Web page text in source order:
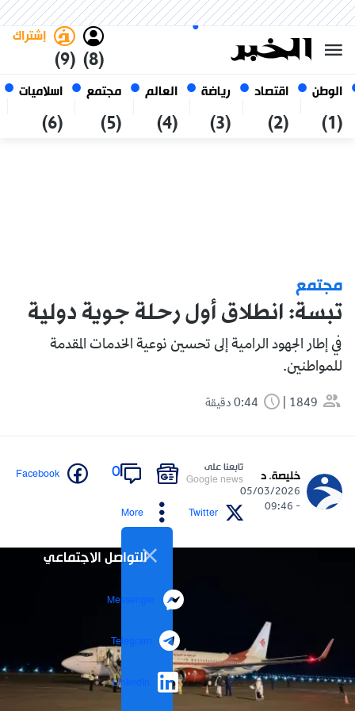
الوطن
(1)
اقتصاد
(2)
رياضة
(3)
العالم
(4)
مجتمع
(5)
اسلاميات
(6)
(8)
إشتراك
(9)
أغسطس 2026
الجزائر
مجتمع
تبسة: انطلاق أول رحلة جوية دولية
في إطار الجهود الرامية إلى تحسين نوعية الخدمات المقدمة
للمواطنين.
1849
خليصة. د
05/03/2026
- 09:46
تابعنا على
Google news
0
Facebook
Twitter
More
التواصل الاجتماعي
Messenger
Telegram
LinkedIn